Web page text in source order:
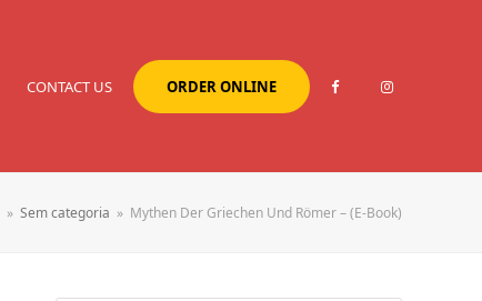
CONTACT US ORDER ONLINE
» Sem categoria » Mythen Der Griechen Und Römer – (E-Book)